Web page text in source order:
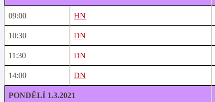
09:00 HN
10:30 DN
11:30 DN
14:00 DN
PONDĚLÍ 1.3.2021